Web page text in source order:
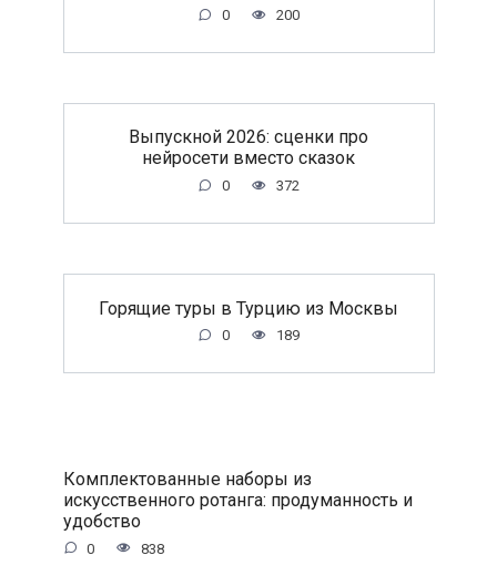
0 200
Выпускной 2026: сценки про
нейросети вместо сказок
0 372
Горящие туры в Турцию из Москвы
0 189
Комплектованные наборы из
искусственного ротанга: продуманность и
удобство
0 838